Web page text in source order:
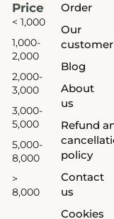
Price
< 1,000
1,000-
2,000
2,000-
3,000
3,000-
5,000
5,000-
8,000
>
8,000
Order
Our
customer
Blog
About
us
Refund
policy
Contact
us
Cookies